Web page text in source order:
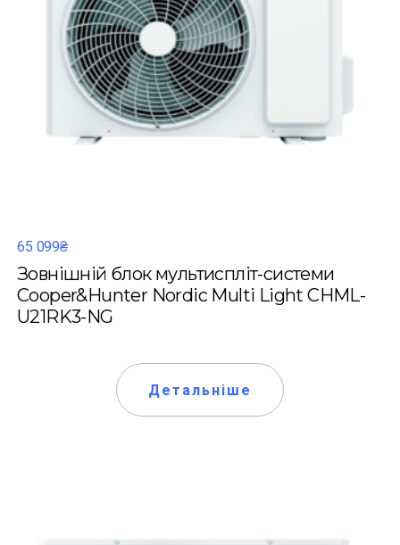
65 099₴
Зовнішній блок мультиспліт-системи
Cooper&Hunter Nordic Multi Light CHML-
U21RK3-NG
Детальніше